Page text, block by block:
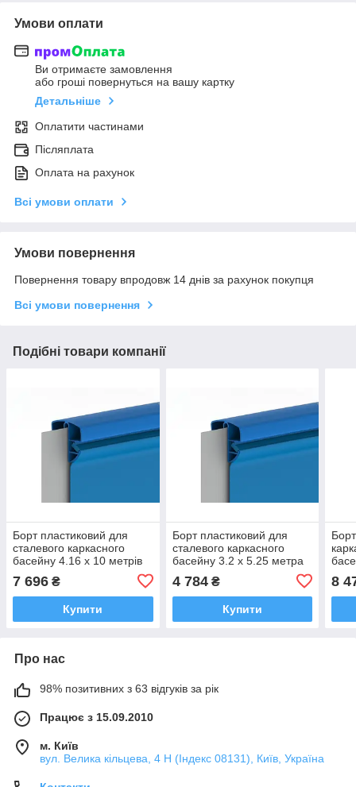
Умови оплати
Ви отримаєте замовлення
або гроші повернуться на вашу картку
Детальніше
Оплатити частинами
Післяплата
Оплата на рахунок
Всі умови оплати
Умови повернення
Повернення товару впродовж 14 днів за рахунок покупця
Всі умови повернення
Подібні товари компанії
Борт пластиковий для
сталевого каркасного
басейну 4.16 х 10 метрів
7 696 ₴
Купити
Борт пластиковий для
сталевого каркасного
басейну 3.2 х 5.25 метра
4 784₴
Купити
8
Про нас
98% позитивних з 63 відгуків за рік
Працює з 15.09.2010
м. Київ
вул. Велика кільцева, 4 Н (Індекс 08131), Київ, Україна